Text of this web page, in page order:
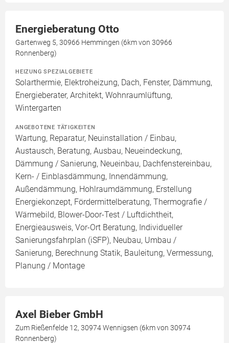
Energieberatung Otto
Gartenweg 5, 30966 Hemmingen (6km von 30966
Ronnenberg)
HEIZUNG SPEZIALGEBIETE
Solarthermie, Elektroheizung, Dach, Fenster, Dämmung,
Energieberater, Architekt, Wohnraumlüftung,
Wintergarten
ANGEBOTENE TÄTIGKEITEN
Wartung, Reparatur, Neuinstallation / Einbau,
Austausch, Beratung, Ausbau, Neueindeckung,
Dämmung / Sanierung, Neueinbau, Dachfenstereinbau,
Kern- / Einblasdämmung, Innendämmung,
Außendämmung, Hohlraumdämmung, Erstellung
Energiekonzept, Fördermittelberatung, Thermografie /
Wärmebild, Blower-Door-Test / Luftdichtheit,
Energieausweis, Vor-Ort Beratung, Individueller
Sanierungsfahrplan (iSFP), Neubau, Umbau /
Sanierung, Berechnung Statik, Bauleitung, Vermessung,
Planung / Montage
Axel Bieber GmbH
Zum Rießenfelde 12, 30974 Wennigsen (6km von 30974
Ronnenberg)